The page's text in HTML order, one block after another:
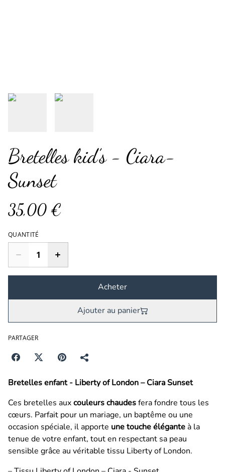
Bretelles kid’s - Ciara-
Sunset
35,00 €
QUANTITÉ
Acheter
Ajouter au panier
PARTAGER
Bretelles enfant - Liberty of London – Ciara Sunset
Ces bretelles auxcouleurs chaudesfera fondre tous les
cœurs. Parfait pour un mariage, un baptême ou une
occasion spéciale, il apporte une touche éléganteà la
tenue de votre enfant, tout en respectant sa peau
sensible grâce au véritable tissu Liberty of London.